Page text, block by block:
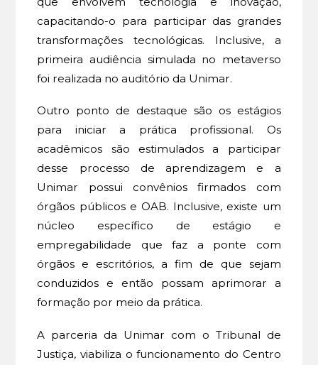
capacitando-o para participar das grandes
transformações tecnológicas. Inclusive, a
primeira audiência simulada no metaverso
foi realizada no auditório da Unimar.
Outro ponto de destaque são os estágios
para iniciar a prática profissional. Os
acadêmicos são estimulados a participar
desse processo de aprendizagem e a
Unimar possui convênios firmados com
órgãos públicos e OAB. Inclusive, existe um
núcleo específico de estágio e
empregabilidade que faz a ponte com
órgãos e escritórios, a fim de que sejam
conduzidos e então possam aprimorar a
formação por meio da prática.
A parceria da Unimar com o Tribunal de
Justiça, viabiliza o funcionamento do Centro